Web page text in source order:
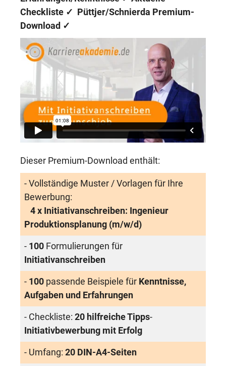
Checkliste ✓
Püttjer/Schnierda Premium-
Download ✓
Dieser Premium-Download enthält:
- Vollständige Muster / Vorlagen für Ihre
Bewerbung:
4 x Initiativanschreiben: Ingenieur
Produktionsplanung (m/w/d)
- 100 Formulierungen für
Initiativanschreiben
- 100 passende Beispiele für Kenntnisse,
Aufgaben und Erfahrungen
- Checkliste: 20 hilfreiche Tipps-
Initiativbewerbung mit Erfolg
- Umfang: 20 DIN-A4-Seiten